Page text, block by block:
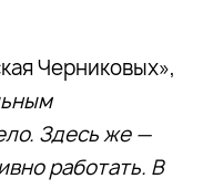
Черниковых»,
Здесь же —
работать. В